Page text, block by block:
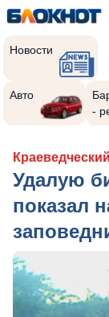
Новости
Авто
-
Удалую
показал